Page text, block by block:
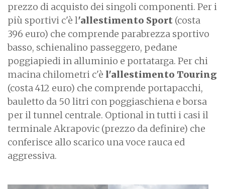
prezzo di acquisto dei singoli componenti. Per i
più sportivi c'è l'allestimento Sport (costa
396 euro) che comprende parabrezza sportivo
basso, schienalino passeggero, pedane
poggiapiedi in alluminio e portatarga. Per chi
macina chilometri c'è l'allestimento Touring
(costa 412 euro) che comprende portapacchi,
bauletto da 50 litri con poggiaschiena e borsa
per il tunnel centrale. Optional in tutti i casi il
terminale Akrapovic (prezzo da definire) che
conferisce allo scarico una voce rauca ed
aggressiva.